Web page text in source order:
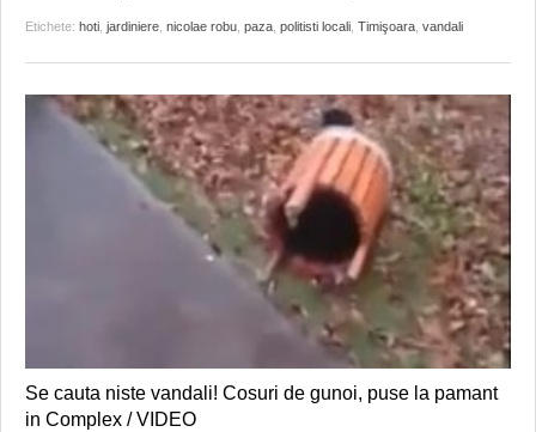
Etichete: hoti jardiniere nicolae robu paza politisti locali Timişoara vandali
Se cauta niste vandali! Cosuri de gunoi, puse la pamant
in Complex / VIDEO